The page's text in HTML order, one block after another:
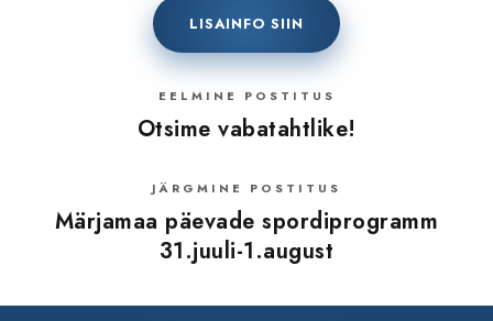
LISAINFO SIIN
EELMINE POSTITUS
Otsime vabatahtlike!
JÄRGMINE POSTITUS
Märjamaa päevade spordiprogramm
31.juuli-1.august